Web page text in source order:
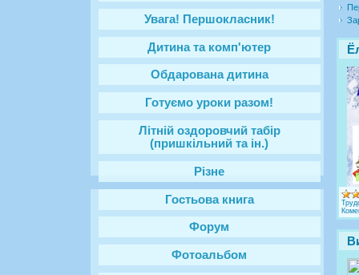
Увага! Першокласник!
Дитина та комп'ютер
Обдарована дитина
Готуємо уроки разом!
Літній оздоровчий табір
(пришкільний та ін.)
Різне
Гостьова книга
Форум
Фотоальбом